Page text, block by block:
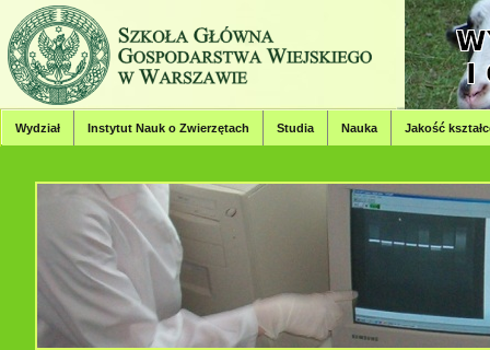
Wydział Hodowli,
Strona Wydziału Hodowli, Bioinżynierii i Ochrony Zwierząt
Wydział Instytut Nauk o Zwierzętach Studia Nauka Jakość